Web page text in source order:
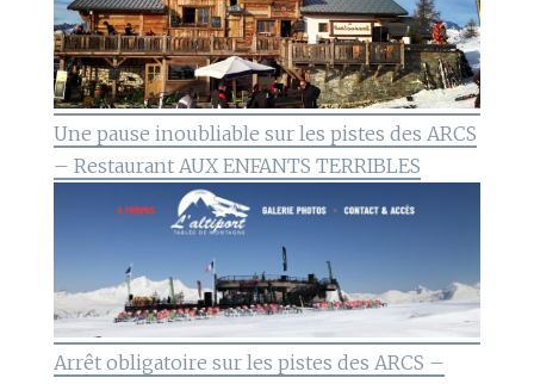
Une pause inoubliable sur les pistes des ARCS
– Restaurant AUX ENFANTS TERRIBLES
Arrêt obligatoire sur les pistes des ARCS –